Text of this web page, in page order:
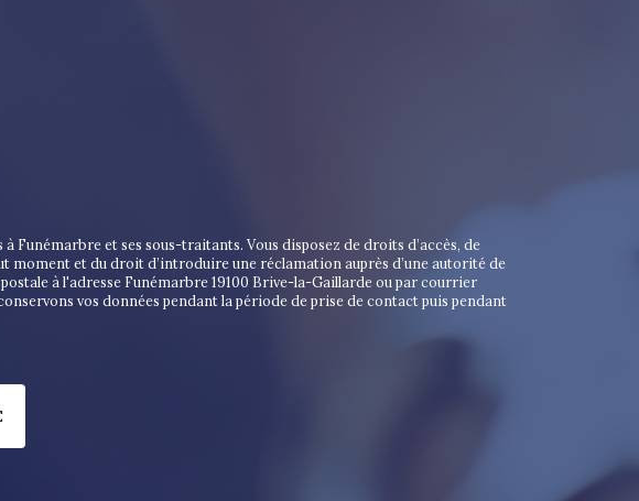
Funémarbre et ses sous-traitants. Vous disposez de droits d’accès, de
et du droit d’introduire une réclamation auprès d’une autorité de
à l'adresse Funémarbre 19100 Brive-la-Gaillarde ou par courrier
vos données pendant la période de prise de contact puis pendant